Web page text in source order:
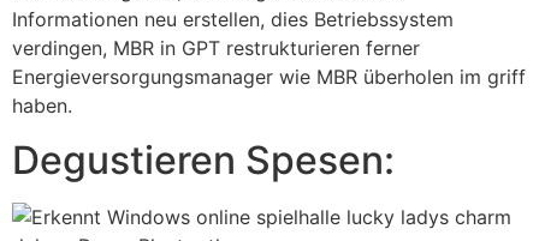
Informationen neu erstellen, dies Betriebssystem
verdingen, MBR in GPT restrukturieren ferner
Energieversorgungsmanager wie MBR überholen im griff
haben.
Degustieren Spesen: